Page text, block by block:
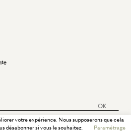
OK
votre expérience. Nous supposerons que cela
désabonner si vous le souhaitez.
Paramétrage